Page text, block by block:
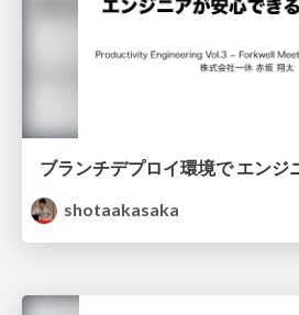
shotaakasaka